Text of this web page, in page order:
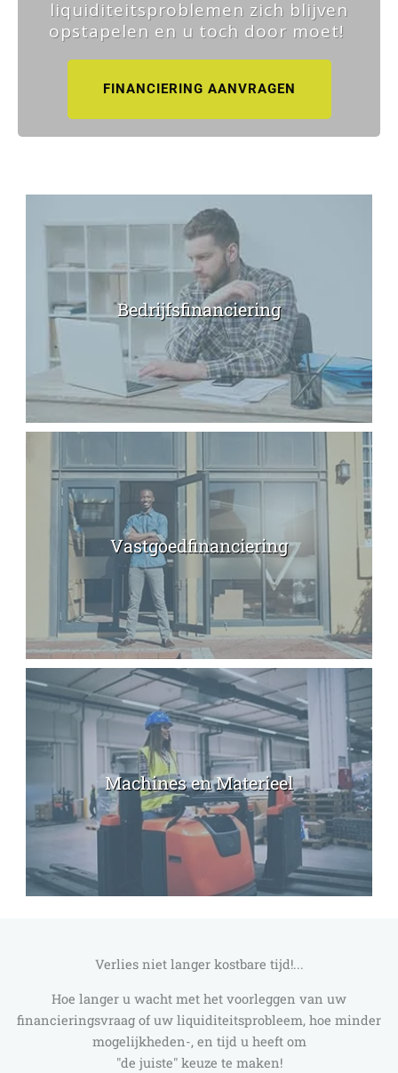
liquiditeitsproblemen zich blijven
opstapelen en u toch door moet!
FINANCIERING AANVRAGEN
Bedrijfsfinanciering
Vastgoedfinanciering
Machines en Materieel
Verlies niet langer kostbare tijd!...
Hoe langer u wacht met het voorleggen van uw
financieringsvraag of uw liquiditeitsprobleem, hoe minder
mogelijkheden-, en tijd u heeft om
"de juiste" keuze te maken!